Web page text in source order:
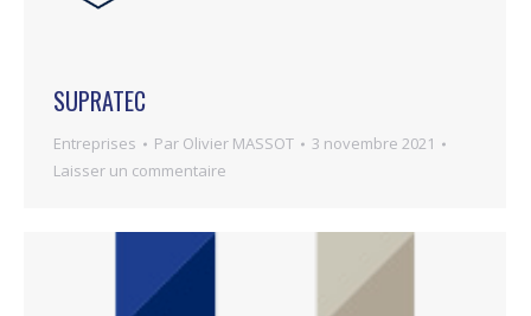
SUPRATEC
Entreprises Par Olivier MASSOT
3 novembre 2021
Laisser un commentaire